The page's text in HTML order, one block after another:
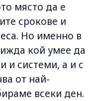
място да е
срокове и
Но именно в
кой умее да
и системи, а и с
от най-
всеки ден.